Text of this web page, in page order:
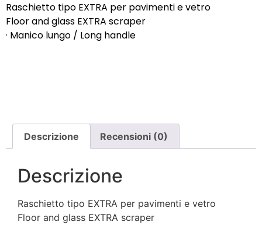
Raschietto tipo EXTRA per pavimenti e vetro
Floor and glass EXTRA scraper
· Manico lungo / Long handle
Descrizione Recensioni (0)
Descrizione
Raschietto tipo EXTRA per pavimenti e vetro
Floor and glass EXTRA scraper